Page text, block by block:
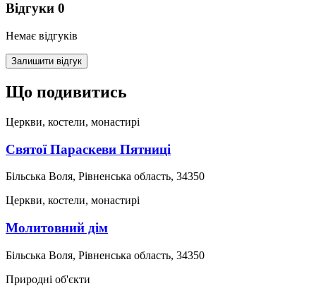
Відгуки 0
Немає відгуків
Залишити відгук
Що подивитись
Церкви, костели, монастирі
Святої Параскеви Пятниці
Більська Воля, Рівненська область, 34350
Церкви, костели, монастирі
Молитовний дім
Більська Воля, Рівненська область, 34350
Природні об'єкти